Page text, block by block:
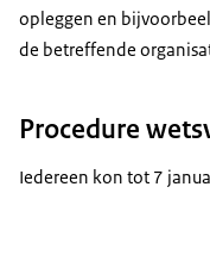
opleggen en
de betreffende
Procedure
Iedereen kon tot 7